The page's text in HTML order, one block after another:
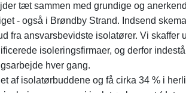
tæt sammen med grundige og
- også i Brøndby Strand. Indsend
fra ansvarsbevidste isolatører. Vi skaffer
isoleringsfirmaer, og derfor
hver gang.
af isolatørbuddene og få cirka 34 % i